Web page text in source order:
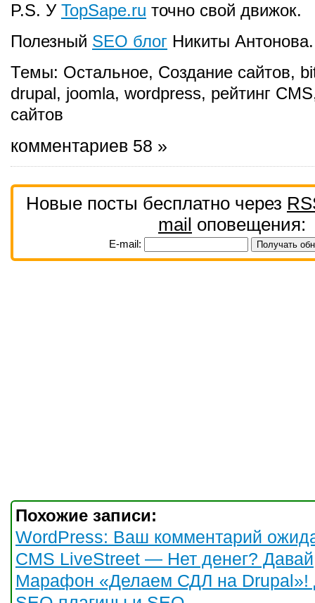
P.S. У TopSape.ru точно свой движок.
Полезный SEO блог Никиты Антонова.
Темы: Остальное, Создание сайтов,
drupal, joomla, wordpress, рейтинг CMS
сайтов
комментариев 58 »
Новые посты бесплатно через
mail оповещения:
E-mail:
Похожие записи:
WordPress: Ваш комментарий
CMS LiveStreet — Нет денег?
Марафон «Делаем СДЛ на Drupal»!